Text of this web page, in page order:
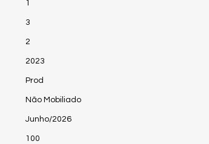
1
3
2
2023
Prod
Não Mobiliado
Junho/2026
100